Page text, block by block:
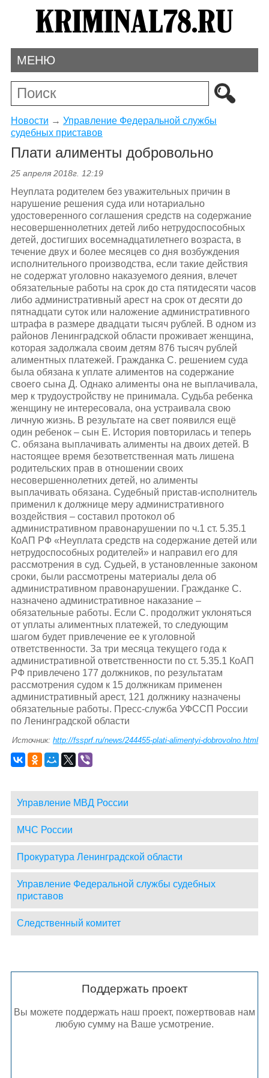
МЕНЮ
Новости → Управление Федеральной службы
судебных приставов
Плати алименты добровольно
25 апреля 2018г. 12:19
Неуплата родителем без уважительных причин в
нарушение решения суда или нотариально
удостоверенного соглашения средств на содержание
несовершеннолетних детей либо нетрудоспособных
детей, достигших восемнадцатилетнего возраста, в
течение двух и более месяцев со дня возбуждения
исполнительного производства, если такие действия
не содержат уголовно наказуемого деяния, влечет
обязательные работы на срок до ста пятидесяти часов
либо административный арест на срок от десяти до
пятнадцати суток или наложение административного
штрафа в размере двадцати тысяч рублей. В одном из
районов Ленинградской области проживает женщина,
которая задолжала своим детям 876 тысяч рублей
алиментных платежей. Гражданка С. решением суда
была обязана к уплате алиментов на содержание
своего сына Д. Однако алименты она не выплачивала,
мер к трудоустройству не принимала. Судьба ребенка
женщину не интересовала, она устраивала свою
личную жизнь. В результате на свет появился ещё
один ребенок – сын Е. История повторилась и теперь
С. обязана выплачивать алименты на двоих детей. В
настоящее время безответственная мать лишена
родительских прав в отношении своих
несовершеннолетних детей, но алименты
выплачивать обязана. Судебный пристав-исполнитель
применил к должнице меру административного
воздействия – составил протокол об
административном правонарушении по ч.1 ст. 5.35.1
КоАП РФ «Неуплата средств на содержание детей или
нетрудоспособных родителей» и направил его для
рассмотрения в суд. Судьей, в установленные законом
сроки, были рассмотрены материалы дела об
административном правонарушении. Гражданке С.
назначено административное наказание –
обязательные работы. Если С. продолжит уклоняться
от уплаты алиментных платежей, то следующим
шагом будет привлечение ее к уголовной
ответственности. За три месяца текущего года к
административной ответственности по ст. 5.35.1 КоАП
РФ привлечено 177 должников, по результатам
рассмотрения судом к 15 должникам применен
административный арест, 121 должнику назначены
обязательные работы. Пресс-служба УФССП России
по Ленинградской области
Источник:http://fssprf.ru/news/244455-plati-alimentyi-dobrovolno.html
Управление МВД России
МЧС России
Прокуратура Ленинградской области
Управление Федеральной службы судебных
приставов
Следственный комитет
Поддержать проект
Вы можете поддержать наш проект, пожертвовав нам
любую сумму на Ваше усмотрение.